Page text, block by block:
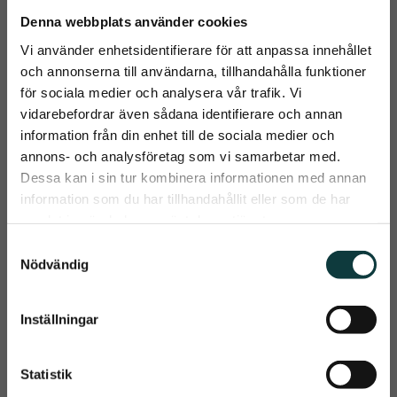
Denna webbplats använder cookies
Vi använder enhetsidentifierare för att anpassa innehållet
och annonserna till användarna, tillhandahålla funktioner
för sociala medier och analysera vår trafik. Vi
vidarebefordrar även sådana identifierare och annan
information från din enhet till de sociala medier och
annons- och analysföretag som vi samarbetar med.
Dessa kan i sin tur kombinera informationen med annan
information som du har tillhandahållit eller som de har
Nödvändig
Inställningar
Statistik
Huvudlagsrem
Hrimnir
Snygg huvudlagsrem i
Hrimnir Huvudlag
Heritage F Blue
Lagoon
Supersnyggt huvudlag och
handplacerade och mixade
Prenumerera på Emmishopens
nyhetsbrev
Det allra senaste direkt i din inkorg